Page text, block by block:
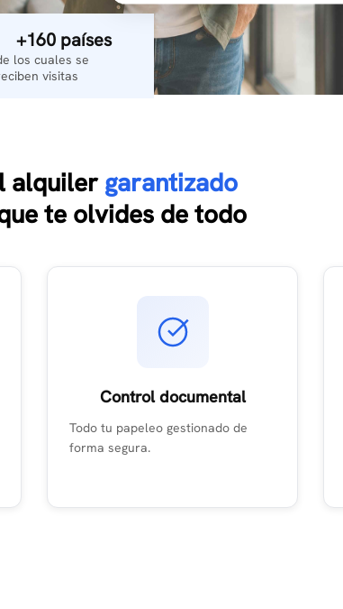
+160 países
los cuales se
visitas
alquilergarantizado
te olvides de todo
Control documental
Todo tu papeleo gestionado de
forma segura.